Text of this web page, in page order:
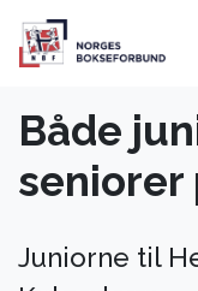
Både
seniorer
Juniorne til